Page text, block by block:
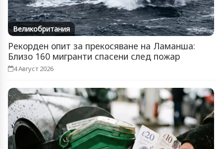
Великобритания
Рекорден опит за прекосяване на Ламанша:
Близо 160 мигранти спасени след пожар
4 Август 2026